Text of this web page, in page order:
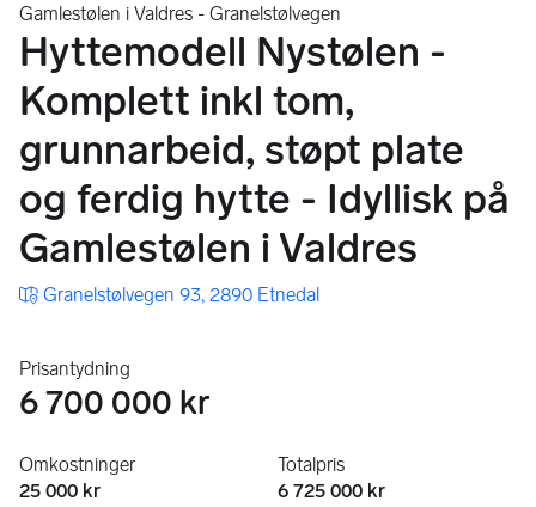
Gamlestølen i Valdres - Granelstølvegen
Hyttemodell Nystølen -
Komplett inkl tom,
grunnarbeid, støpt plate
og ferdig hytte - Idyllisk på
Gamlestølen i Valdres
Granelstølvegen 93, 2890 Etnedal
Prisantydning
6 700 000 kr
Omkostninger
25 000 kr
Totalpris
6 725 000 kr